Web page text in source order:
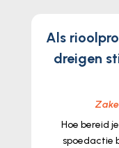
Als
dreigen
Hoe bereid
spoedactie